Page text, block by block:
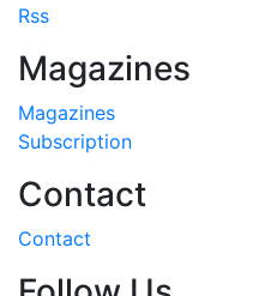
Magazines
Subscription
Contact
Contact